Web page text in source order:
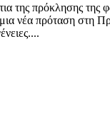
της πρόκλησης
νέα πρόταση